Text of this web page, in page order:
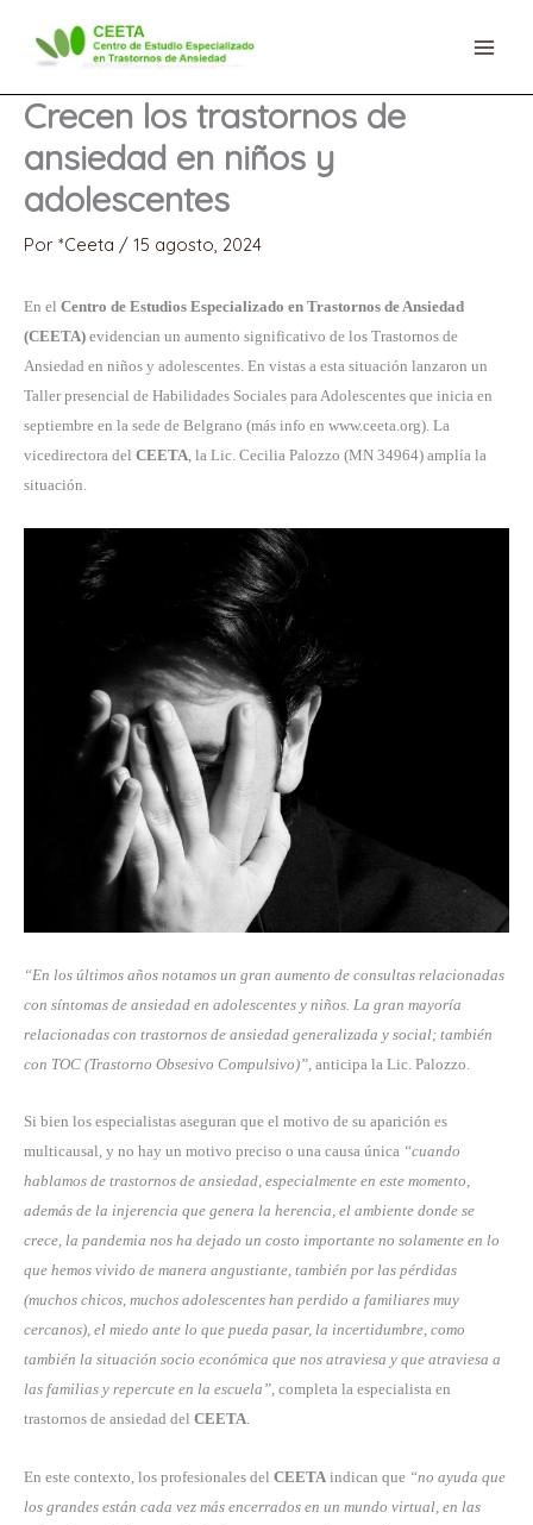
contenido
Crecen los trastornos de
ansiedad en niños y
adolescentes
Por *Ceeta / 15 agosto, 2024
En el Centro de Estudios Especializado en Trastornos de Ansiedad
(CEETA) evidencian un aumento significativo de los Trastornos de
Ansiedad en niños y adolescentes. En vistas a esta situación lanzaron un
Taller presencial de Habilidades Sociales para Adolescentes que inicia en
septiembre en la sede de Belgrano (más info en www.ceeta.org). La
vicedirectora del CEETA, la Lic. Cecilia Palozzo (MN 34964) amplía la
situación.
“En los últimos años notamos un gran aumento de consultas relacionadas
con síntomas de ansiedad en adolescentes y niños. La gran mayoría
relacionadas con trastornos de ansiedad generalizada y social; también
con TOC (Trastorno Obsesivo Compulsivo)”, anticipa la Lic. Palozzo.
Si bien los especialistas aseguran que el motivo de su aparición es
multicausal, y no hay un motivo preciso o una causa única “cuando
hablamos de trastornos de ansiedad, especialmente en este momento,
además de la injerencia que genera la herencia, el ambiente donde se
crece, la pandemia nos ha dejado un costo importante no solamente en lo
que hemos vivido de manera angustiante, también por las pérdidas
(muchos chicos, muchos adolescentes han perdido a familiares muy
cercanos), el miedo ante lo que pueda pasar, la incertidumbre, como
también la situación socio económica que nos atraviesa y que atraviesa a
las familias y repercute en la escuela”, completa la especialista en
trastornos de ansiedad del CEETA.
En este contexto, los profesionales del CEETA indican que “no ayuda que
los grandes están cada vez más encerrados en un mundo virtual, en las